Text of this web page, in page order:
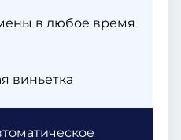
в любое время
виньетка